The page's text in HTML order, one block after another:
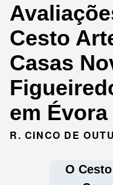
Cesto
Casas
em
R. CINCO DE
O